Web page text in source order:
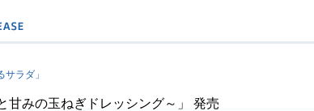
ラダ」
甘みの玉ねぎドレッシング～」 発売